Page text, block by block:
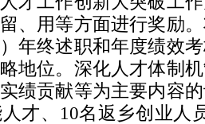
、用等方面进行奖励
年终述职和年度绩效
地位。深化人才体制
绩贡献等为主要内容
才、10名返乡创业人